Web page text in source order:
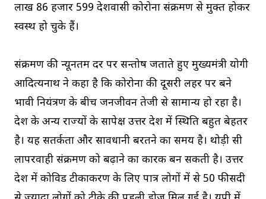
लाख 86 हजार 599 प्रदेशवासी कोरोना संक्रमण से मुक्त होकर
स्वस्थ हो चुके हैं।
संक्रमण की न्यूनतम दर पर सन्तोष जताते हुए मुख्यमंत्री योगी
आदित्यनाथ ने कहा है कि कोरोना की दूसरी लहर पर बने
प्रभावी नियंत्रण के बीच जनजीवन तेजी से सामान्य हो रहा है।
देश के अन्य राज्यों के सापेक्ष उत्तर प्रदेश में स्थिति बहुत बेहतर
है। यह सतर्कता और सावधानी बरतने का समय है। थोड़ी सी
लापरवाही संक्रमण को बढ़ाने का कारक बन सकती है। उत्तर
प्रदेश में कोविड टीकाकरण के लिए पात्र लोगों में से 50 फीसदी